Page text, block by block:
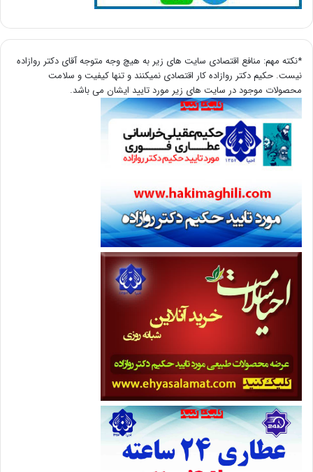
*نکته مهم: منافع اقتصادی سایت های زیر به هیچ وجه متوجه آقای دکتر روازاده
نیست. حکیم دکتر روازاده کار اقتصادی نمیکنند و تنها کیفیت و سلامت
محصولات موجود در سایت های زیر مورد تایید ایشان می باشد.